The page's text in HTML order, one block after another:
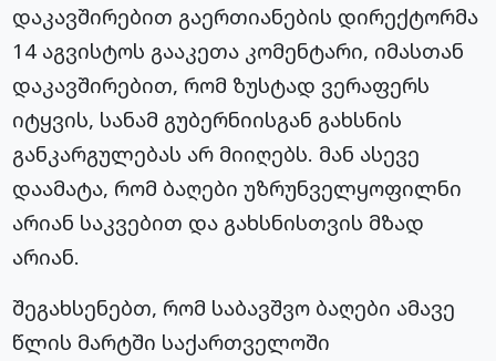
დაკავშირებით გაერთიანების დირექტორმა
14 აგვისტოს გააკეთა კომენტარი, იმასთან
დაკავშირებით, რომ ზუსტად ვერაფერს
იტყვის, სანამ გუბერნიისგან გახსნის
განკარგულებას არ მიიღებს. მან ასევე
დაამატა, რომ ბაღები უზრუნველყოფილნი
არიან საკვებით და გახსნისთვის მზად
არიან.
შეგახსენებთ, რომ საბავშვო ბაღები ამავე
წლის მარტში საქართველოში